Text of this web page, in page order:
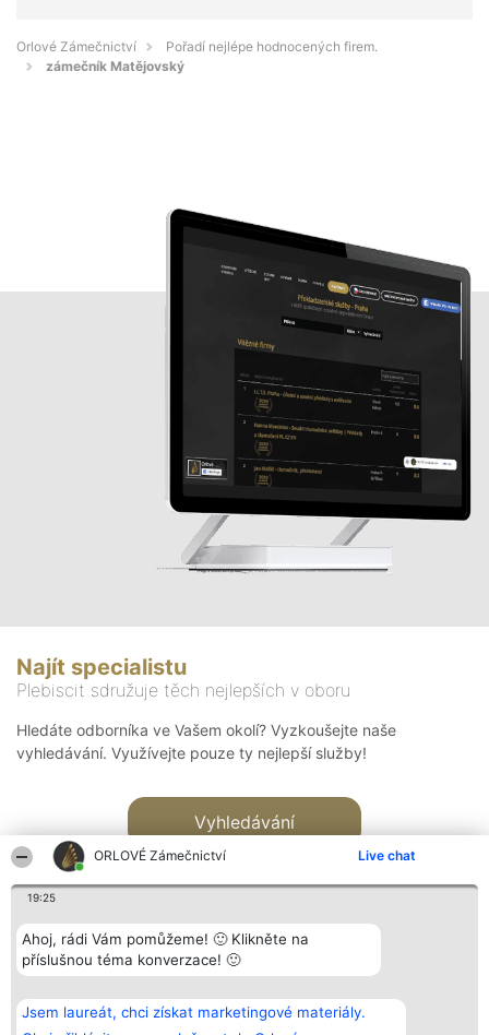
ORLOVÉ Zámečnictví Live chat
19:25
Ahoj, rádi Vám pomůžeme! 🙂 Klikněte na
příslušnou téma konverzace! 🙂
Jsem laureát, chci získat marketingové materiály.
Orlové Zámečnictví
Pořadí nejlépe hodnocených firem.
zámečník Matějovský
Najít specialistu
Plebiscit sdružuje těch nejlepších v oboru
Hledáte odborníka ve Vašem okolí? Vyzkoušejte naše
vyhledávání. Využívejte pouze ty nejlepší služby!
Vyhledávání
Bright Side Solutions sp. z o.
o. sp. k.
ul. Ruska 22
Vítězové
Seznam všech
laureátů
Kontakt